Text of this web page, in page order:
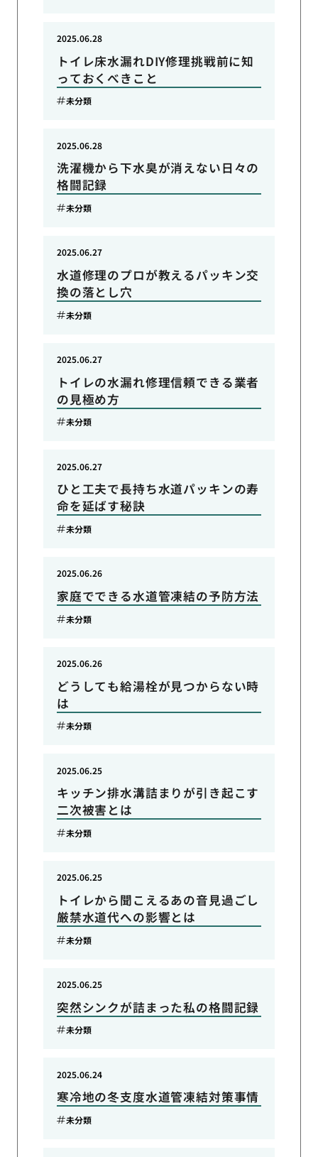
トイレ床水漏れDIY修理挑戦前に知
っておくべきこと
2025.06.28
未分類
洗濯機から下水臭が消えない日々の
格闘記録
2025.06.28
未分類
水道修理のプロが教えるパッキン交
換の落とし穴
2025.06.27
未分類
トイレの水漏れ修理信頼できる業者
の見極め方
2025.06.27
未分類
ひと工夫で長持ち水道パッキンの寿
命を延ばす秘訣
2025.06.27
未分類
家庭でできる水道管凍結の予防方法
2025.06.26
未分類
どうしても給湯栓が見つからない時
は
2025.06.26
未分類
キッチン排水溝詰まりが引き起こす
二次被害とは
2025.06.25
未分類
トイレから聞こえるあの音見過ごし
厳禁水道代への影響とは
2025.06.25
未分類
突然シンクが詰まった私の格闘記録
2025.06.25
未分類
寒冷地の冬支度水道管凍結対策事情
2025.06.24
未分類